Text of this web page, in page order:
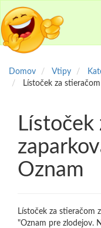
Domov Vtipy
Lístoček za
Lístoček
Oznam
Lístoček za stieračom
"Oznam pre zlodejov.